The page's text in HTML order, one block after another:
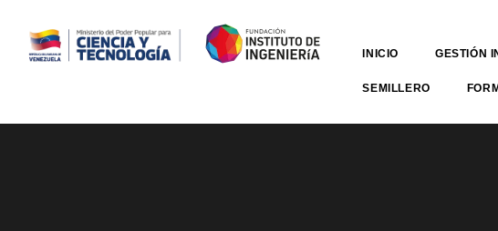
INICIO GESTIÓN
SEMILLERO